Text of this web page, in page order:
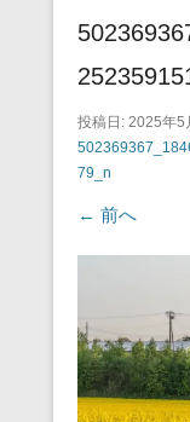
投稿日: 2025年5
79_n
← 前へ